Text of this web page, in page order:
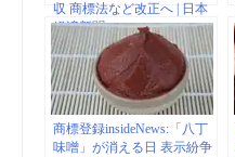
収 商標法など改正へ | 日本
経済新聞
商標登録insideNews:「八丁
味噌」が消える日 表示紛争